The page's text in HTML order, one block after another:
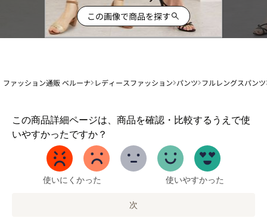
この画像で商品を探す
ファッション通販 ベルーナ レディースファッション パンツ フルレングスパンツ
この商品詳細ページは、商品を確認・比較するうえで使
いやすかったですか？
1
か
使いにくかった 使いやすかった
次